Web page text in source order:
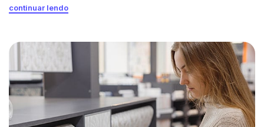
continuar lendo